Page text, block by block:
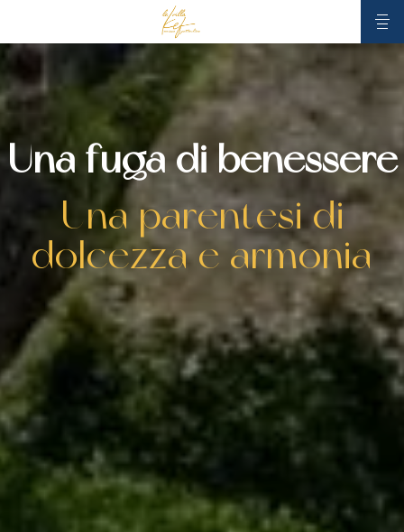
Una parentesi di
dolcezza e armonia
Una fuga di benessere